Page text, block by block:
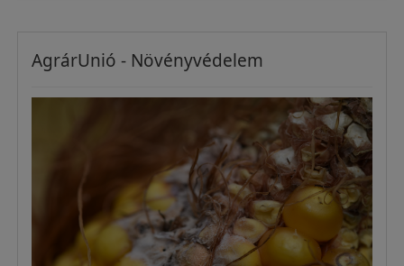
AgrárUnió - Növényvédelem